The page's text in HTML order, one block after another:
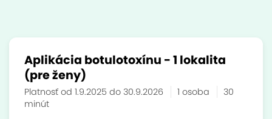
Aplikácia botulotoxínu - 1 lokalita
(pre ženy)
Platnosť od 1.9.2025 do 30.9.2026 1 osoba
30
minút